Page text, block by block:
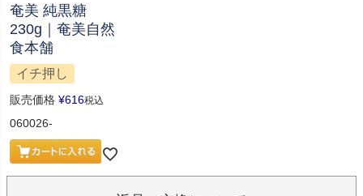
奄美 純黒糖
230g｜奄美自然
食本舗
イチ押し
販売価格 ¥616税込
060026-